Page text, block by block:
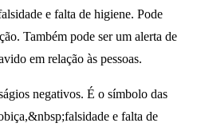
e falta de higiene. Pode
Também pode ser um alerta de
em relação às pessoas.
negativos. É o símbolo das
e falta de